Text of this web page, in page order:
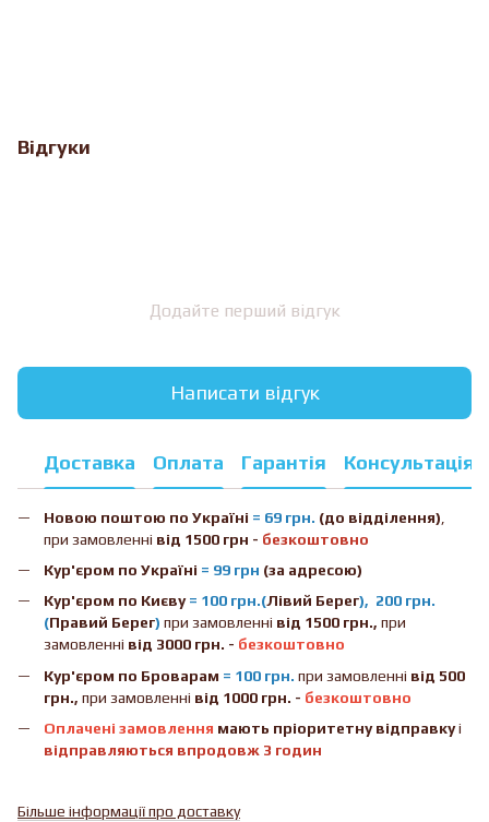
Відгуки
Додайте перший відгук
Написати відгук
Доставка Оплата Гарантія Консультація
Новою поштою по Україні = 69 грн. (до відділення)
при замовленні від 1500 грн - безкоштовно
Кур'єром по Україні = 99 грн (за адресою)
Кур'єром по Києву= 100 грн.(Лівий Берег), 200 грн.
(Правий Берег) при замовленні від 1500 грн., при
замовленні від 3000 грн. - безкоштовно
Кур'єром по Броварам = 100 грн. при замовленні від 500
грн., при замовленні від 1000 грн. - безкоштовно
Оплачені замовлення мають пріоритетну відправкуі
відправляються впродовж 3 годин
Більше інформації про доставку